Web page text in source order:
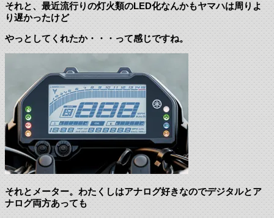
それと、最近流行りの灯火類のLED化なんかもヤマハは周りよ
り遅かったけど
やっとしてくれたか・・・って感じですね。
それとメーター。わたくしはアナログ好きなのでデジタルとア
ナログ両方あっても